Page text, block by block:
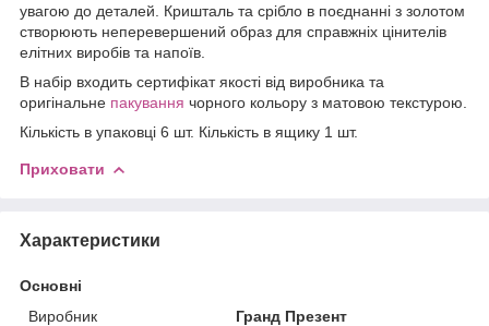
увагою до деталей. Кришталь та срібло в поєднанні з золотом
створюють неперевершений образ для справжніх цінителів
елітних виробів та напоїв.
В набір входить сертифікат якості від виробника та
оригінальне пакування чорного кольору з матовою текстурою.
Кількість в упаковці 6 шт. Кількість в ящику 1 шт.
Приховати
Характеристики
Основні
Виробник
Гранд Презент